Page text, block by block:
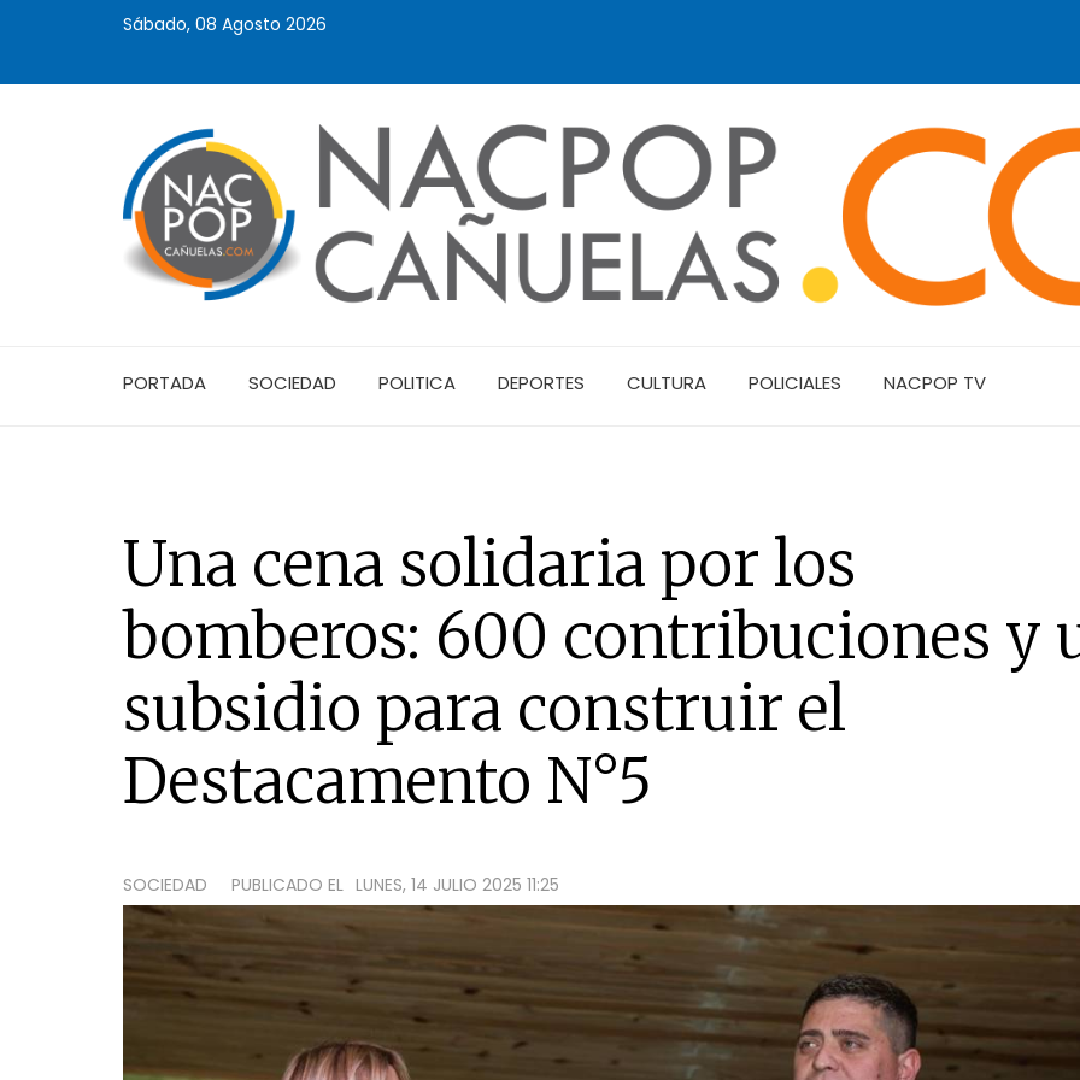
Sábado, 08 Agosto 2026
PORTADA SOCIEDAD POLITICA DEPORTES CULTURA POLICIALES NACPOP TV
Una cena solidaria por los
bomberos: 600 contribuciones y
subsidio para construir el
Destacamento N°5
SOCIEDAD PUBLICADO EL LUNES, 14 JULIO 2025 11:25